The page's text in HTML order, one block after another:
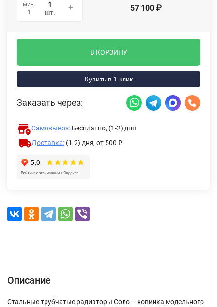
мин.
1
шт. 57 100 ₽
В КОРЗИНУ
Купить в 1 клик
Заказать через:
Самовывоз: Бесплатно, (1-2) дня
Доставка: (1-2) дня, от 500 ₽
Описание
Стальные трубчатые радиаторы Соло – новинка модельного